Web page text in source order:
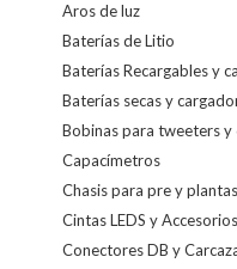
Aros de luz
Baterías de Litio
Baterías Recargables y
Baterías secas y
Bobinas para tweeters y
Capacímetros
Chasis para pre y plantas
Cintas LEDS y Accesorios
Conectores DB y